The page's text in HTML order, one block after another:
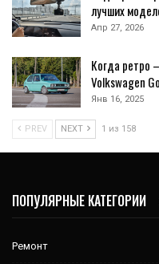
лучших
Апр 27, 2026
Когда ретро
Volkswagen
Янв 16, 2025
PREV NEXT 1 из 158
ПОПУЛЯРНЫЕ КАТЕГОРИИ
Ремонт